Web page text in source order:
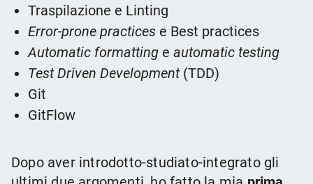
Traspilazione e Linting
Error-prone practices e Best practices
Automatic formatting e automatic testing
Test Driven Development(TDD)
Git
GitFlow
Dopo aver introdotto-studiato-integrato gli